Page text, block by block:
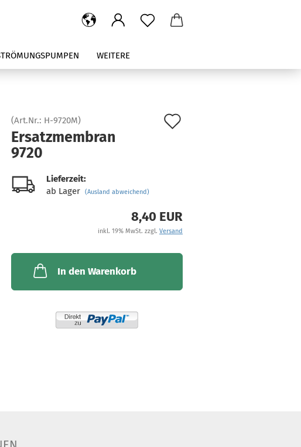
WEITERE
(Art.Nr.: H-9720M)
Ersatzmembran
9720
Lieferzeit:
ab Lager
(Ausland abweichend)
8,40 EUR
inkl. 19% MwSt. zzgl. Versand
In den Warenkorb